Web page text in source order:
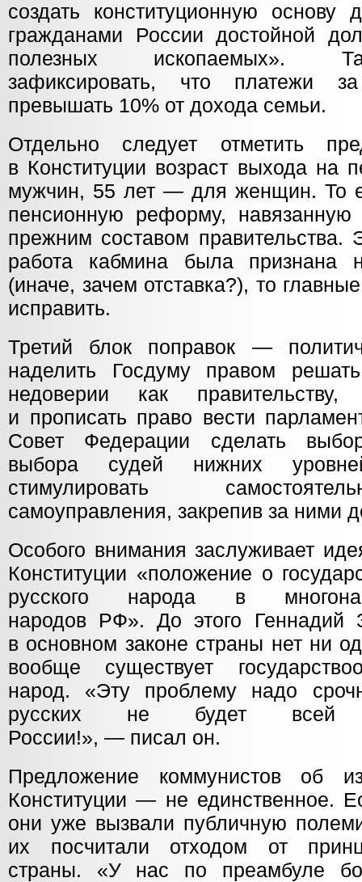
создать конституционную основу
гражданами России достойной
полезных ископаемых».
зафиксировать, что
превышать 10% от дохода семьи.
Отдельно следует отметить
в Конституции возраст выхода
мужчин, 55 лет — для женщин. То
пенсионную реформу, навязанную
прежним составом правительства.
работа кабмина была признана
(иначе, зачем отставка?), то
исправить.
Третий блок поправок —
наделить Госдуму правом
недоверии как
и прописать право вести
Совет Федерации сделать
выбора судей нижних
стимулировать
самоуправления, закрепив за ними
Особого внимания заслуживает
Конституции «положение о
русского народа в
народов РФ». До этого Геннадий
в основном законе страны нет ни
вообще существует
народ. «Эту проблему надо
русских не будет всей
России!», — писал он.
Предложение коммунистов об
Конституции — не единственное.
они уже вызвали публичную
их посчитали отходом от
страны. «У нас по преамбуле